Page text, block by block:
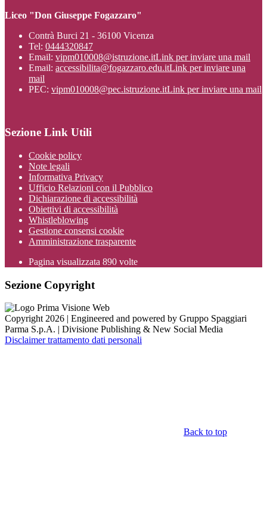
Liceo "Don Giuseppe Fogazzaro"
Contrà Burci 21 - 36100 Vicenza
Tel: 0444320847
Email: vipm010008@istruzione.itLink per inviare una mail
Email: accessibilita@fogazzaro.edu.itLink per inviare una
mail
PEC: vipm010008@pec.istruzione.itLink per inviare una mail
Sezione Link Utili
Cookie policy
Note legali
Informativa Privacy
Ufficio Relazioni con il Pubblico
Dichiarazione di accessibilità
Obiettivi di accessibilità
Whistleblowing
Gestione consensi cookie
Amministrazione trasparente
Pagina visualizzata 890 volte
Sezione Copyright
Copyright 2026 | Engineered and powered by Gruppo Spaggiari
Parma S.p.A. | Divisione Publishing & New Social Media
Disclaimer trattamento dati personali
Back to top